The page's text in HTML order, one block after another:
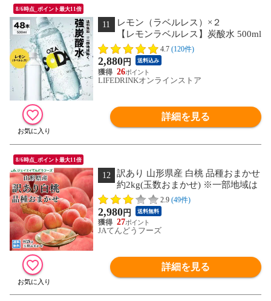
8/6時点_ポイント最大11倍
11
レモン（ラベルレス）×２
【レモンラベルレス】炭酸水 500ml
48本 2ケース（24本×２） 強炭酸 炭酸
無糖 OZA SODA プレーン ラベルレス レ
モン ピンクグレープフルーツ ライム箱
買い ライフドリンクカンパニー LDC
4.7 (120件)
2,880円 送料込み
26
LIFEDRINKオンラインストア
詳細を見る
8/6時点_ポイント最大11倍
12
訳あり 山形県産 白桃 品種おまかせ
約2kg(玉数おまかせ) ※一部地域は
別途送料 果物 8月中旬～下旬より順次
出荷 フルーツ pc05
2.9 (49件)
2,980円 送料無料
27
JAてんどうフーズ
詳細を見る